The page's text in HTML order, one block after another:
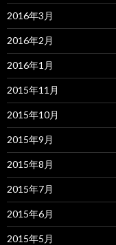
2016年3月
2016年2月
2016年1月
2015年11月
2015年10月
2015年9月
2015年8月
2015年7月
2015年6月
2015年5月